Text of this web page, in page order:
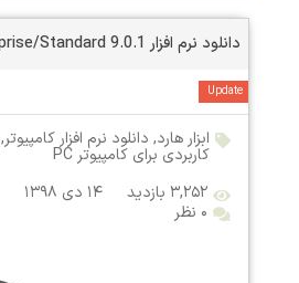
دانلود نرم افزار UltraDefrag Enterprise/Standard 9.0.1
Update
ابزار هارد, دانلود نرم افزار کامپیوتر,
کاربردی برای کامپیوتر PC
۳,۲۵۲ بازدید
۱۴ دی ۱۳۹۸
۰ نظر